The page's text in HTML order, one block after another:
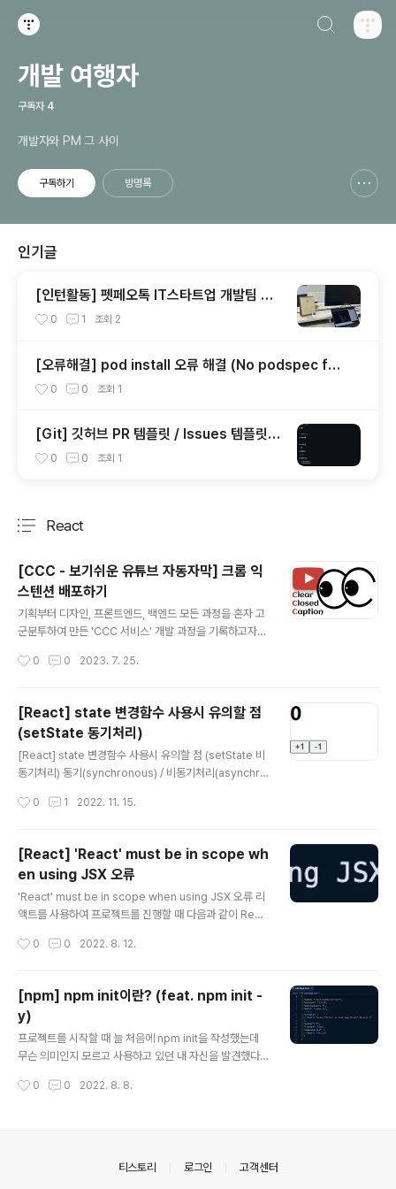
개발 여행자
구독자 4
개발자와 PM 그 사이
구독하기 방명록
인기글
[인턴활동] 펫페오톡 IT스타트업 개발팀 인
턴(2022.01~2022.06)
0 1 조회 2
[오류해결] pod install 오류 해결 (No podspec fou
nd for `react-native-version-info` in `../node
0 0 조회 1
[Git] 깃허브 PR 템플릿 / Issues 템플릿
생성 (Pull Requests & Issues Templat
0 0 조회 1
React
[CCC - 보기쉬운 유튜브 자동자막] 크롬 익
스텐션 배포하기
기획부터 디자인, 프론트엔드, 백엔드 모든 과정을 혼자 고
군분투하여 만든 'CCC 서비스' 개발 과정을 기록하고자
자동자막의 사용 경험을 높이고자 만든 서비스이다. 자세
이번 포스팅에서는 크롬 익스텐션 배포 방법을 간략하게
소개한다. 크롬 익스텐션 배포하기 1. 크롬 웹 스토어에 접
속 후 설정 아이콘을 클릭하여 개발자 대시보드 클릭 2. C
hrome 앱스토어 개발자로 등록하기 위한 수수료 $5를
결제 나는 해외결제 카드가 있어서 문제없이 진행했는데,
카드만 되는듯 하다. 3. 결제가 완료되면 개발자 대시보드
0 0 2023. 7. 25.
[React] state 변경함수 사용시 유의할 점
(setState 동기처리)
[React] state 변경함수 사용시 유의할 점 (setState 비
동기처리) 동기(synchronous) / 비동기처리(asynchro
기적으로 처리한다. 동기적으로 처리한다는 것을 쉽게 얘
에서 부터 차례대로 동기적으로 코드가 실행된다. consol
e.log(1+1) console.log(1-1) console.log(1) // 결과
값 2 0 1 자바스크립트에서 비동기 처리를 이용하고자 하
면 ajax, setTimeout과 같은 함수들을 사용한다. 이런
터넷 상황이 안좋으면 코드 실..
0 1 2022. 11. 15.
[React] 'React' must be in scope wh
en using JSX 오류
'React' must be in scope when using JSX 오류 리
액트를 사용하여 프로젝트를 진행할 때 다음과 같이 Reac
크립트 문법의 확장으로 ECMA 표준이 아니다. 따라서 바
해서는 React를 반드시 import 해주어야 한다. import
React from "react";​
0 0 2022. 8. 12.
[npm] npm init이란? (feat. npm init -
y)
프로젝트를 시작할 때 늘 처음에 npm init을 작성했는데
무슨 의미인지 모르고 사용하고 있던 내 자신을 발견했다.
ge.json' 파일이 만들어진다. 2. npm init -y의 의미 보통
로 설정된 package.json을 만들 수 있다.
0 0 2022. 8. 8.
티스토리 로그인 고객센터